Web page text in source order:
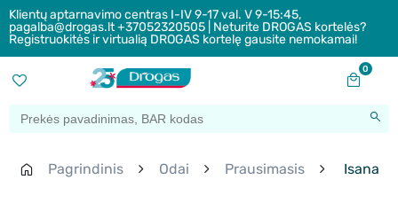
Klientų aptarnavimo centras I-IV 9-17 val. V 9-15:45,
pagalba@drogas.lt +37052320505 | Neturite DROGAS kortelės?
Registruokitės ir virtualią DROGAS kortelę gausite nemokamai!
0
Pagrindinis Odai Prausimasis Isana